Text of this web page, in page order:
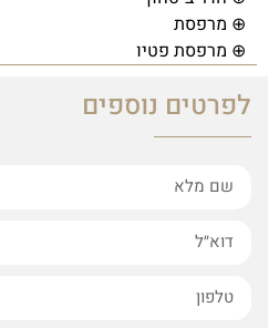
⊕ מרפסת
⊕ מרפסת פטיו
לפרטים נוספים